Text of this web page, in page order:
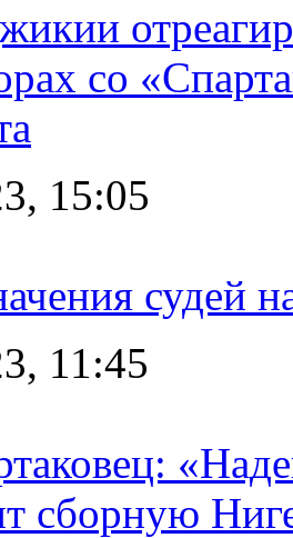
со
15:05
судей
11:45
сборную